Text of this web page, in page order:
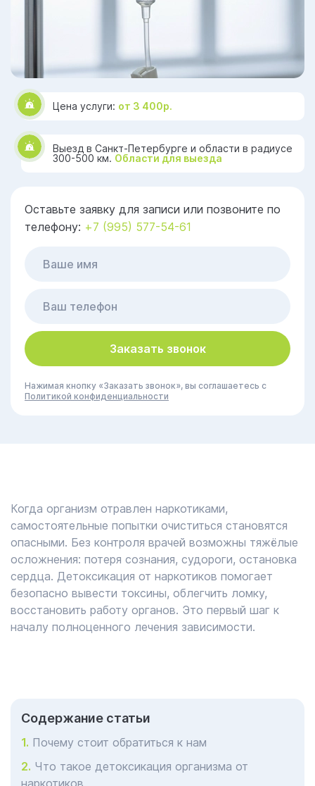
Цена услуги: от 3 400р.
Выезд в Санкт-Петербурге и области в радиусе
300-500 км. Области для выезда
Оставьте заявку для записи или позвоните по
телефону: +7 (995) 577-54-61
Заказать звонок
Нажимая кнопку «Заказать звонок», вы соглашаетесь с
Политикой конфиденциальности
Когда организм отравлен наркотиками,
самостоятельные попытки очиститься становятся
опасными. Без контроля врачей возможны тяжёлые
осложнения: потеря сознания, судороги, остановка
сердца. Детоксикация от наркотиков помогает
безопасно вывести токсины, облегчить ломку,
восстановить работу органов. Это первый шаг к
началу полноценного лечения зависимости.
Cодержание статьи
Почему стоит обратиться к нам
Что такое детоксикация организма от
наркотиков